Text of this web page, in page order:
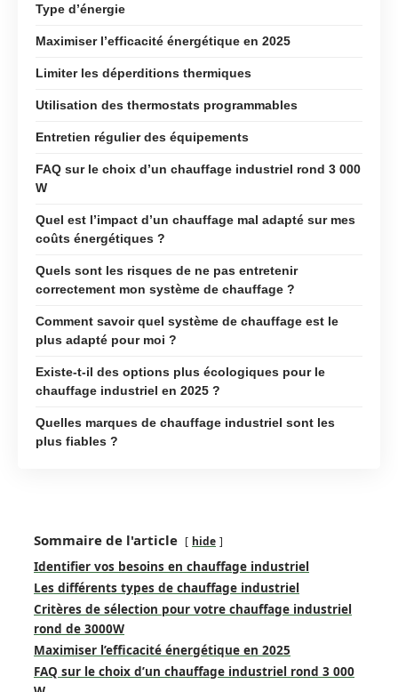
Type d’énergie
Maximiser l’efficacité énergétique en 2025
Limiter les déperditions thermiques
Utilisation des thermostats programmables
Entretien régulier des équipements
FAQ sur le choix d’un chauffage industriel rond 3 000
W
Quel est l’impact d’un chauffage mal adapté sur mes
coûts énergétiques ?
Quels sont les risques de ne pas entretenir
correctement mon système de chauffage ?
Comment savoir quel système de chauffage est le
plus adapté pour moi ?
Existe-t-il des options plus écologiques pour le
chauffage industriel en 2025 ?
Quelles marques de chauffage industriel sont les
plus fiables ?
Sommaire de l'article hide
Identifier vos besoins en chauffage industriel
Les différents types de chauffage industriel
Critères de sélection pour votre chauffage industriel
rond de 3000W
Maximiser l’efficacité énergétique en 2025
FAQ sur le choix d’un chauffage industriel rond 3 000